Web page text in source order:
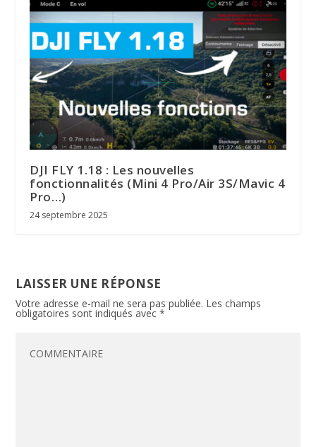
DJI FLY 1.18 : Les nouvelles
fonctionnalités (Mini 4 Pro/Air 3S/Mavic 4
Pro…)
24 septembre 2025
LAISSER UNE RÉPONSE
Votre adresse e-mail ne sera pas publiée. Les champs
obligatoires sont indiqués avec*